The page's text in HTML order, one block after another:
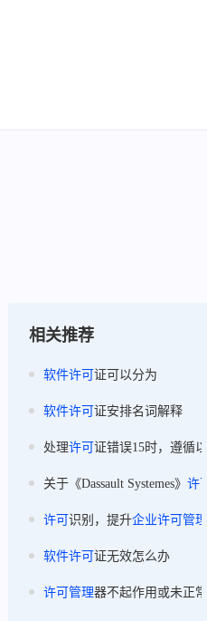
相关推荐
软件许可 证可以分为
软件许可 证安排名词解释
处理许可 证错误15时，遵循
关于《Dassault Systemes》 许
许可 识别，提升企业许可 管理
软件许可 证无效怎么办
许可 管理器不起作用或未正